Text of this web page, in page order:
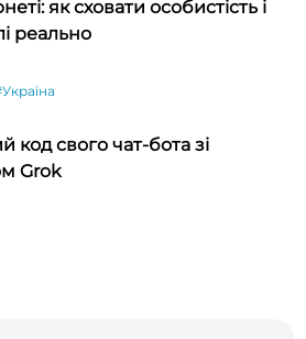
як сховати особистість і
реально
код свого чат-бота зі
Grok